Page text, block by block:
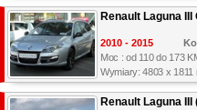
Renault Laguna
2010 - 2015
Moc : od 110 do 173
Wymiary: 4803 x 1811
Renault Laguna III